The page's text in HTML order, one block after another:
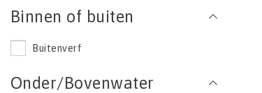
Binnen of buiten
Buitenverf
Onder/Bovenwater